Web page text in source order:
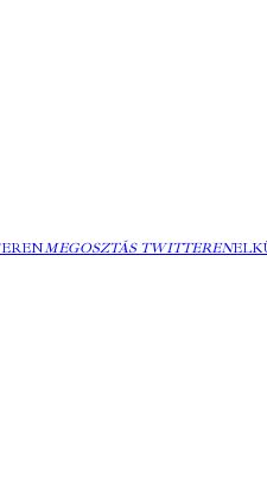
MEGOSZTÁS TWITTEREN